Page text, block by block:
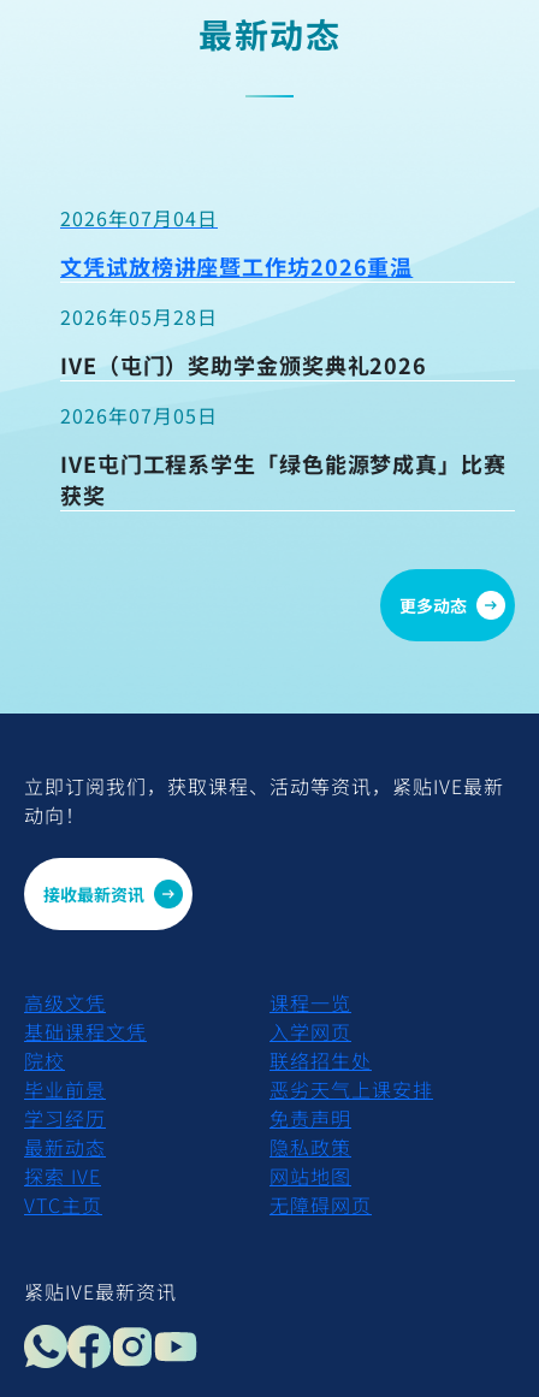
可注册专业资历，以及衔接学士学位，踏上特殊
幼儿教育专业路。
香港教育大学特殊教育文学士
IVE特殊幼儿照顾及融合教育高级文凭
最新动态
2026年07月04日
文凭试放榜讲座暨工作坊2026重温
2026年05月28日
IVE（屯门）奖助学金颁奖典礼2026
2026年07月05日
IVE屯门工程系学生「绿色能源梦成真」比赛
获奖
更多动态
立即订阅我们，获取课程、活动等资讯，紧贴IVE最新
动向！
接收最新资讯
Footer
高级文凭
基础课程文凭
院校
毕业前景
学习经历
最新动态
探索 IVE
VTC主页
Footer Bottom
课程一览
入学网页
联络招生处
恶劣天气上课安排
免责声明
隐私政策
网站地图
无障碍网页
紧贴IVE最新资讯